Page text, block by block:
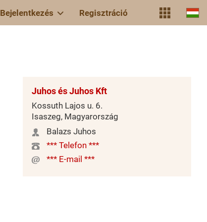
Bejelentkezés Regisztráció
Juhos és Juhos Kft
Kossuth Lajos u. 6.
Isaszeg, Magyarország
Balazs Juhos
*** Telefon ***
*** E-mail ***